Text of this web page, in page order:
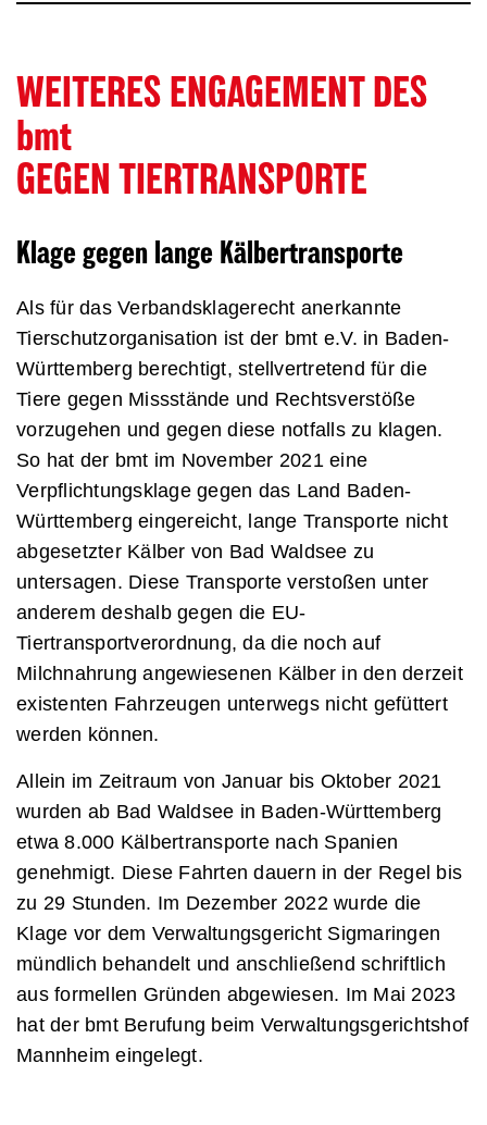
WEITERES ENGAGEMENT DES
bmt
GEGEN TIERTRANSPORTE
Klage gegen lange Kälbertransporte
Als für das Verbandsklagerecht anerkannte
Tierschutzorganisation ist der bmt e.V. in Baden-
Württemberg berechtigt, stellvertretend für die
Tiere gegen Missstände und Rechtsverstöße
vorzugehen und gegen diese notfalls zu klagen.
So hat der bmt im November 2021 eine
Verpflichtungsklage gegen das Land Baden-
Württemberg eingereicht, lange Transporte nicht
abgesetzter Kälber von Bad Waldsee zu
untersagen. Diese Transporte verstoßen unter
anderem deshalb gegen die EU-
Tiertransportverordnung, da die noch auf
Milchnahrung angewiesenen Kälber in den derzeit
existenten Fahrzeugen unterwegs nicht gefüttert
werden können.
Allein im Zeitraum von Januar bis Oktober 2021
wurden ab Bad Waldsee in Baden-Württemberg
etwa 8.000 Kälbertransporte nach Spanien
genehmigt. Diese Fahrten dauern in der Regel bis
zu 29 Stunden. Im Dezember 2022 wurde die
Klage vor dem Verwaltungsgericht Sigmaringen
mündlich behandelt und anschließend schriftlich
aus formellen Gründen abgewiesen. Im Mai 2023
hat der bmt Berufung beim Verwaltungsgerichtshof
Mannheim eingelegt.